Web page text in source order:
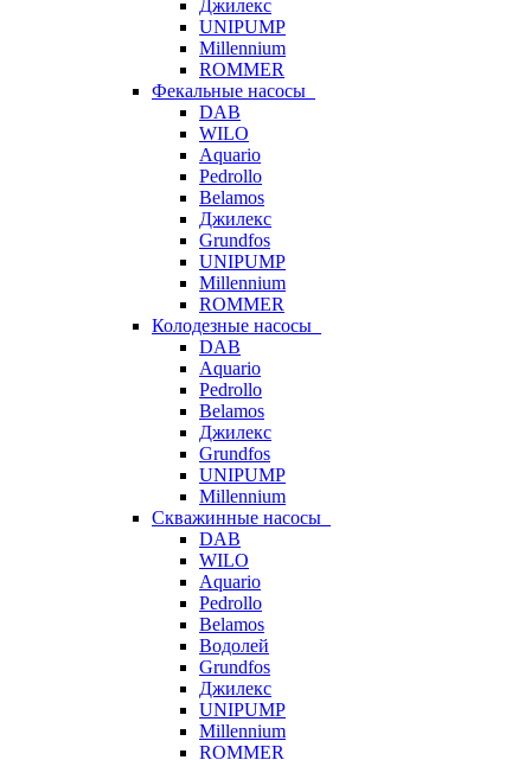
Джилекс
UNIPUMP
Millennium
ROMMER
Фекальные насосы
DAB
WILO
Aquario
Pedrollo
Belamos
Джилекс
Grundfos
UNIPUMP
Millennium
ROMMER
Колодезные насосы
DAB
Aquario
Pedrollo
Belamos
Джилекс
Grundfos
UNIPUMP
Millennium
Скважинные насосы
DAB
WILO
Aquario
Pedrollo
Belamos
Водолей
Grundfos
Джилекс
UNIPUMP
Millennium
ROMMER